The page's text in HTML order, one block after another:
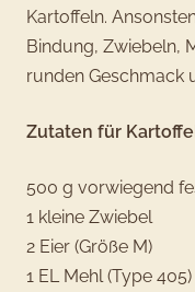
Kartoffeln.
Bindung, Zwiebeln,
runden Geschmack
Zutaten für
500 g vorwiegend
1 kleine Zwiebel
2 Eier (Größe M)
1 EL Mehl (Type 405)